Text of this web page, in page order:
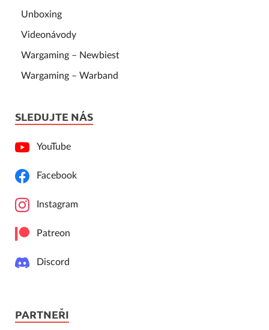
Unboxing
Videonávody
Wargaming – Newbiest
Wargaming – Warband
SLEDUJTE NÁS
YouTube
Facebook
Instagram
Patreon
Discord
PARTNEŘI